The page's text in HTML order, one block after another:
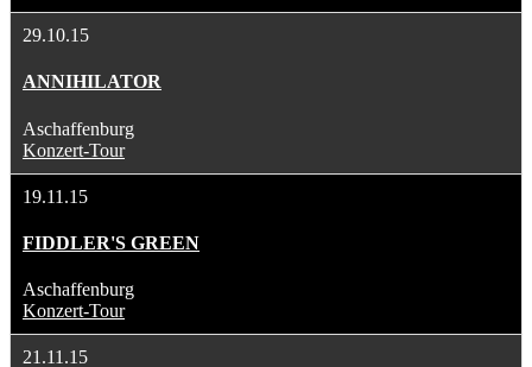
29.10.15
ANNIHILATOR
Aschaffenburg
Konzert-Tour
19.11.15
FIDDLER'S GREEN
Aschaffenburg
Konzert-Tour
21.11.15